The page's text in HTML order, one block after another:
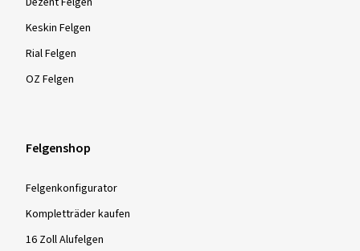
Keskin Felgen
Rial Felgen
OZ Felgen
Felgenshop
Felgenkonfigurator
Kompletträder kaufen
16 Zoll Alufelgen